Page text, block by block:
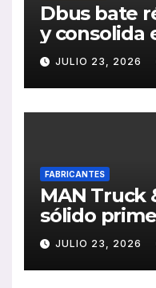
Dbus bate
y consolida
transporte
Sebastián
JULIO 23, 2026
FABRICANTES
MAN Truck
sólido
2026 con
ventas,
rentabilidad
JULIO 23, 2026